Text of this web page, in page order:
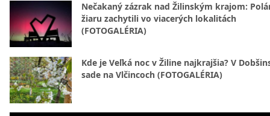
Nečakaný zázrak nad Žilinským krajom:
žiaru zachytili vo viacerých lokalitách
(FOTOGALÉRIA)
Kde je Veľká noc v Žiline najkrajšia? V
sade na Vlčincoch (FOTOGALÉRIA)